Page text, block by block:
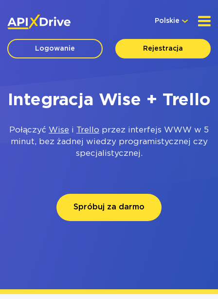
Polskie
Logowanie Rejestracja
Integracja Wise + Trello
Połączyć Wise i Trello przez interfejs WWW w 5
minut, bez żadnej wiedzy programistycznej czy
specjalistycznej.
Spróbuj za darmo